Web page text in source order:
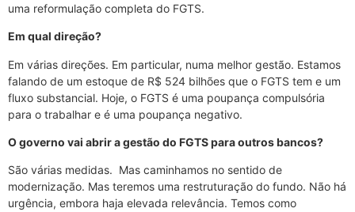
uma reformulação completa do FGTS.
Em qual direção?
Em várias direções. Em particular, numa melhor gestão. Estamos
falando de um estoque de R$ 524 bilhões que o FGTS tem e um
fluxo substancial. Hoje, o FGTS é uma poupança compulsória
para o trabalhar e é uma poupança negativo.
O governo vai abrir a gestão do FGTS para outros bancos?
São várias medidas. Mas caminhamos no sentido de
modernização. Mas teremos uma restruturação do fundo. Não há
urgência, embora haja elevada relevância. Temos como